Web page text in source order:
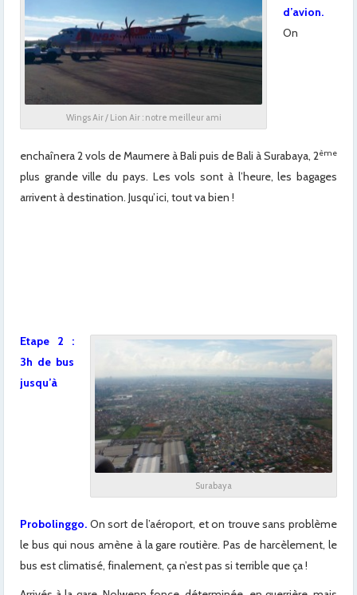
Wings Air / Lion Air : notre meilleur ami
d’avion.
On
enchaînera 2 vols de Maumere à Bali puis de Bali à Surabaya, 2ème
plus grande ville du pays. Les vols sont à l’heure, les bagages
arrivent à destination. Jusqu’ici, tout va bien !
Surabaya
Etape 2 :
3h de bus
jusqu’à
Probolinggo. On sort de l’aéroport, et on trouve sans problème
le bus qui nous amène à la gare routière. Pas de harcèlement, le
bus est climatisé, finalement, ça n’est pas si terrible que ça !